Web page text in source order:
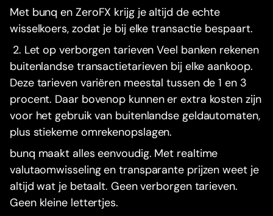
Met bunq en ZeroFX krijg je altijd de echte
wisselkoers, zodat je bij elke transactie bespaart.
2. Let op verborgen tarieven Veel banken rekenen
buitenlandse transactietarieven bij elke aankoop.
Deze tarieven variëren meestal tussen de 1 en 3
procent. Daar bovenop kunnen er extra kosten zijn
voor het gebruik van buitenlandse geldautomaten,
plus stiekeme omrekenopslagen.
bunq maakt alles eenvoudig. Met realtime
valutaomwisseling en transparante prijzen weet je
altijd wat je betaalt. Geen verborgen tarieven.
Geen kleine lettertjes.